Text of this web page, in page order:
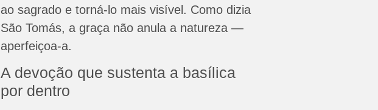
ao sagrado e torná-lo mais visível. Como dizia
São Tomás, a graça não anula a natureza —
aperfeiçoa-a.
A devoção que sustenta a basílica
por dentro